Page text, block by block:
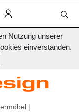
Nutzung unserer
einverstanden.
|